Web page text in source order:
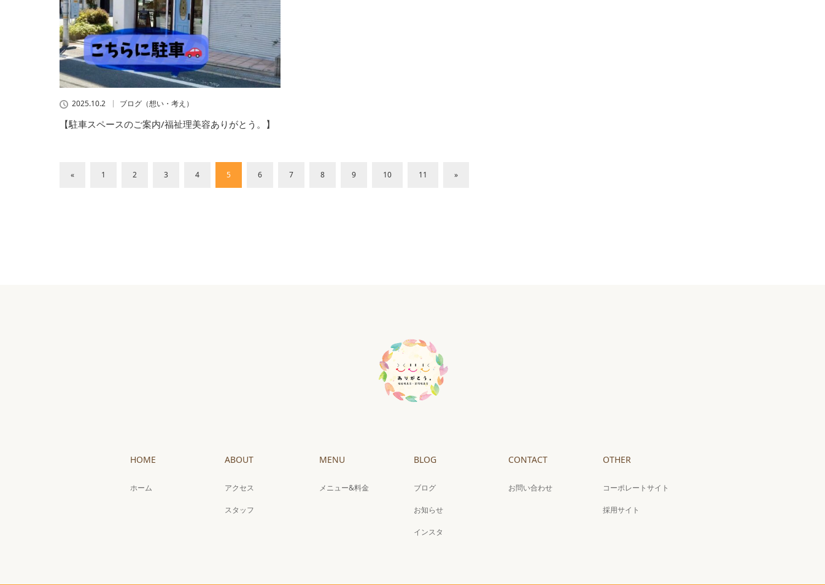
2025.10.2 ブログ（想い・考え）
【駐車スペースのご案内/福祉理美容ありがとう。】
« 1 2 3 4 5 6 7 8 9 10 11 »
HOME
ホーム
ABOUT
アクセス
スタッフ
MENU
メニュー&料金
BLOG
ブログ
お知らせ
インスタ
CONTACT
お問い合わせ
OTHER
コーポレートサイト
採用サイト